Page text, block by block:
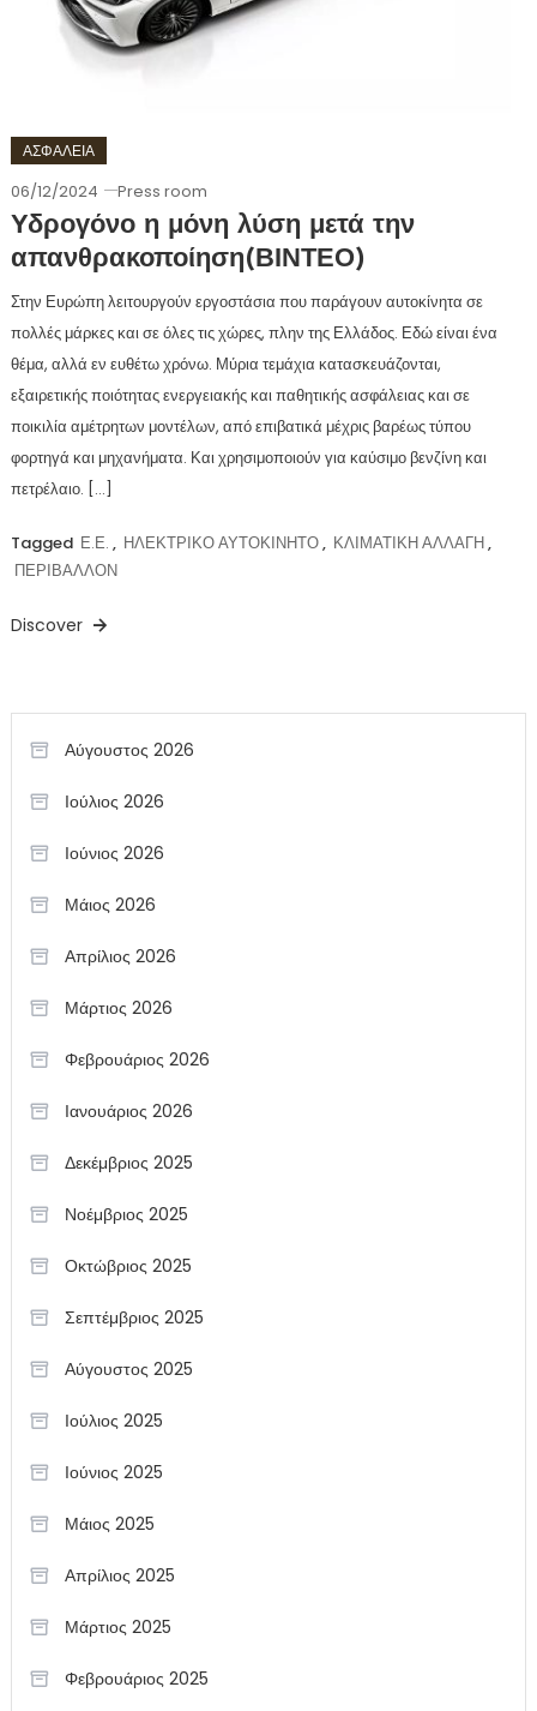
ΑΣΦΑΛΕΙΑ
06/12/2024 Press room
Υδρογόνο η μόνη λύση μετά την
απανθρακοποίηση(ΒΙΝΤΕΟ)
Στην Ευρώπη λειτουργούν εργοστάσια που παράγουν αυτοκίνητα σε
πολλές μάρκες και σε όλες τις χώρες, πλην της Ελλάδος. Εδώ είναι ένα
θέμα, αλλά εν ευθέτω χρόνω. Μύρια τεμάχια κατασκευάζονται,
εξαιρετικής ποιότητας ενεργειακής και παθητικής ασφάλειας και σε
ποικιλία αμέτρητων μοντέλων, από επιβατικά μέχρις βαρέως τύπου
φορτηγά και μηχανήματα. Και χρησιμοποιούν για καύσιμο βενζίνη και
πετρέλαιο. […]
Tagged Ε.Ε. , ΗΛΕΚΤΡΙΚΟ ΑΥΤΟΚΙΝΗΤΟ, ΚΛΙΜΑΤΙΚΗ ΑΛΛΑΓΗ,
ΠΕΡΙΒΑΛΛΟΝ
Discover
Αύγουστος 2026
Ιούλιος 2026
Ιούνιος 2026
Μάιος 2026
Απρίλιος 2026
Μάρτιος 2026
Φεβρουάριος 2026
Ιανουάριος 2026
Δεκέμβριος 2025
Νοέμβριος 2025
Οκτώβριος 2025
Σεπτέμβριος 2025
Αύγουστος 2025
Ιούλιος 2025
Ιούνιος 2025
Μάιος 2025
Απρίλιος 2025
Μάρτιος 2025
Φεβρουάριος 2025